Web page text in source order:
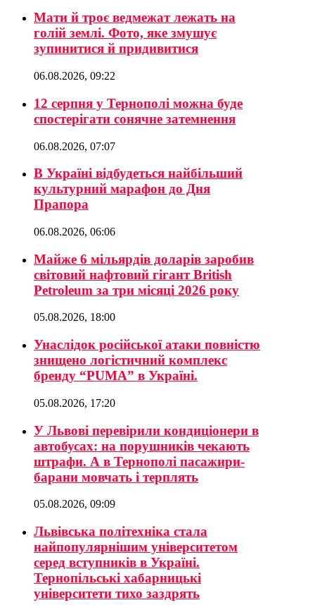
Мати й троє ведмежат лежать на
голій землі. Фото, яке змушує
зупинитися й придивитися
06.08.2026, 09:22
12 серпня у Тернополі можна буде
спостерігати сонячне затемнення
06.08.2026, 07:07
В Україні відбудеться найбільший
культурний марафон до Дня
Прапора
06.08.2026, 06:06
Майже 6 мільярдів доларів заробив
світовий нафтовий гігант British
Petroleum за три місяці 2026 року
05.08.2026, 18:00
Унаслідок російської атаки повністю
знищено логістичний комплекс
бренду “PUMA” в Україні.
05.08.2026, 17:20
У Львові перевірили кондиціонери в
автобусах: на порушників чекають
штрафи. А в Тернополі пасажири-
барани мовчать і терплять
05.08.2026, 09:09
Львівська політехніка стала
найпопулярнішим університетом
серед вступників в Україні.
Тернопільські хабарницькі
університети тихо заздрять